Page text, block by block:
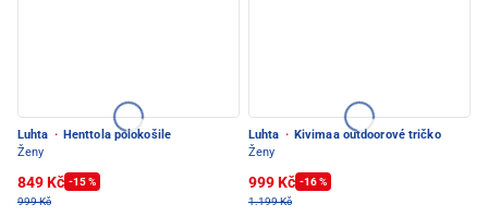
Luhta · Henttola polokošile
Ženy
849 Kč -15 %
999 Kč
Luhta · Kivimaa outdoorové tričko
Ženy
999 Kč -16 %
1.199 Kč